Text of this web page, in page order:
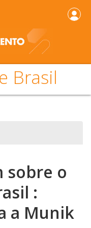
Brasil
sobre o
:
a Munik